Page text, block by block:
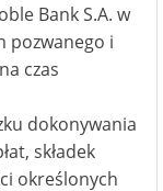
Bank S.A. w
pozwanego i
czas
dokonywania
składek
określonych